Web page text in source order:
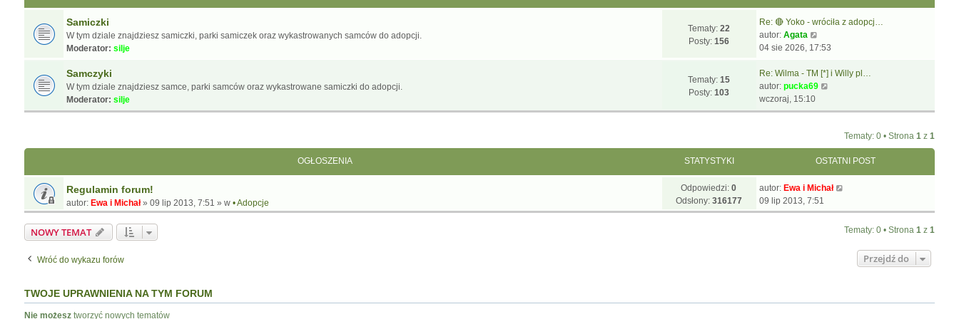
Samiczki
W tym dziale znajdziesz samiczki, parki samiczek oraz wykastrowanych samców do adopcji.
Moderator: silje
Tematy: 22
Posty: 156
Re: 🔴 Yoko - wróciła z adopcj…
autor: Agata
y
w
i
t
a
j
n
o
w
s
04 sie 2026, 17:53
Samczyki
W tym dziale znajdziesz samce, parki samców oraz wykastrowane samiczki do adopcji.
Moderator: silje
Tematy: 15
Posty: 103
Re: Wilma - TM [*] i Willy pl…
autor: pucka69
ś
e
t
l
n
j
p
wczoraj, 15:10
Tematy: 0 • Strona1 z1
OGŁOSZENIA STATYSTYKI OSTATNI POST
Regulamin forum!
autor: Ewa i Michał» 09 lip 2013, 7:51 » w • Adopcje
Odpowiedzi:0
Odsłony: 316177
autor: Ewa i Michał
09 lip 2013, 7:51
NOWY TEMAT Tematy: 0 • Strona1 z1
Wróć do wykazu forów Przejdź do
TWOJE UPRAWNIENIA NA TYM FORUM
Nie możesztworzyć nowych tematów